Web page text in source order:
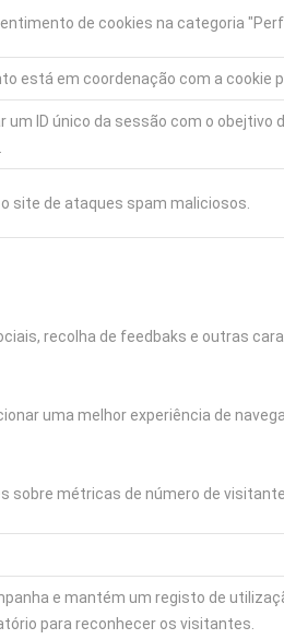
de cookies na categoria
está em coordenação com a cookie
ID único da sessão com o
site de ataques spam maliciosos.
recolha de feedbaks e outras
uma melhor experiência de
métricas de número de
e mantém um registo de
para reconhecer os visitantes.